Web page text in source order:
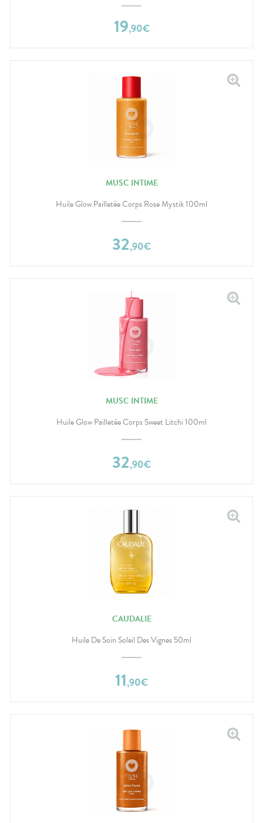
19,90€
MUSC INTIME
Huile Glow Pailletée Corps Rose Mystik 100ml
32,90€
MUSC INTIME
Huile Glow Pailletée Corps Sweet Litchi 100ml
32,90€
CAUDALIE
Huile De Soin Soleil Des Vignes 50ml
11,90€